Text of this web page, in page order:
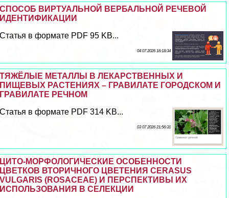
СПОСОБ ВИРТУАЛЬНОЙ ВЕРБАЛЬНОЙ РЕЧЕВОЙ
ИДЕНТИФИКАЦИИ
Статья в формате PDF 95 KB...
04 07 2026 16:18:34
ТЯЖЁЛЫЕ МЕТАЛЛЫ В ЛЕКАРСТВЕННЫХ И
ПИЩЕВЫХ РАСТЕНИЯХ – ГРАВИЛАТЕ ГОРОДСКОМ И
ГРАВИЛАТЕ РЕЧНОМ
Статья в формате PDF 314 KB...
03 07 2026 21:56:31
ЦИТО-МОРФОЛОГИЧЕСКИЕ ОСОБЕННОСТИ
ЦВЕТКОВ ВТОРИЧНОГО ЦВЕТЕНИЯ CERASUS
VULGARIS (ROSACEAE) И ПЕРСПЕКТИВЫ ИХ
ИСПОЛЬЗОВАНИЯ В СЕЛЕКЦИИ